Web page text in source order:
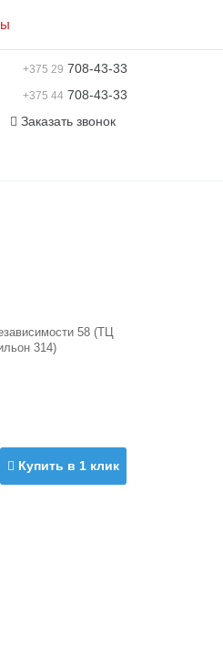
+375 29 708-43-33
+375 44708-43-33
Заказать звонок
58 (ТЦ
314)
Купить в 1 клик